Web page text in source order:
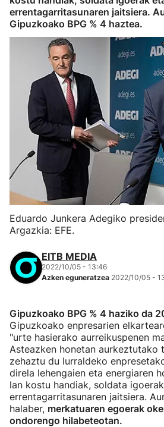
errentagarritasunaren jaitsiera.
Gipuzkoako BPG % 4 haztea.
Eduardo Junkera Adegiko
Argazkia: EFE.
EITB MEDIA
2022/10/05 - 13:46
Azken eguneratzea 2022/10/05 -
Gipuzkoako BPG % 4 haziko da
Gipuzkoako enpresarien
"urte hasierako aurreikuspenen
Asteazken honetan aurkeztutako
zehaztu du lurraldeko
direla lehengaien eta energiaren
lan kostu handiak, soldata
errentagarritasunaren jaitsiera.
halaber, merkatuaren egoerak
ondorengo hilabeteotan.